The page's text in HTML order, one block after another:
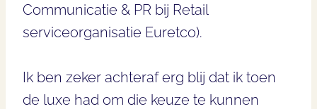
Communicatie & PR bij Retail
serviceorganisatie Euretco).
Ik ben zeker achteraf erg blij dat ik toen
de luxe had om die keuze te kunnen